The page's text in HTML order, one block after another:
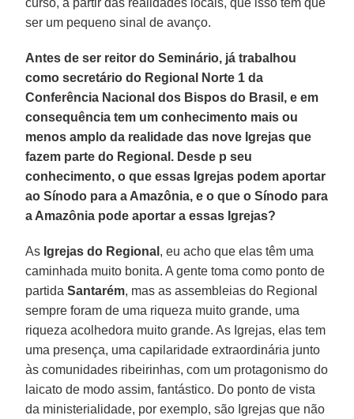
ser um pequeno sinal de avanço.
Antes de ser reitor do Seminário, já trabalhou
como secretário do Regional Norte 1 da
Conferência Nacional dos Bispos do Brasil, e em
consequência tem um conhecimento mais ou
menos amplo da realidade das nove Igrejas que
fazem parte do Regional. Desde p seu
conhecimento, o que essas Igrejas podem aportar
ao Sínodo para a Amazônia, e o que o Sínodo para
a Amazônia pode aportar a essas Igrejas?
As Igrejas do Regional , eu acho que elas têm uma
caminhada muito bonita. A gente toma como ponto de
partidaSantarém, mas as assembleias do Regional
sempre foram de uma riqueza muito grande, uma
riqueza acolhedora muito grande. As Igrejas, elas tem
uma presença, uma capilaridade extraordinária junto
às comunidades ribeirinhas, com um protagonismo do
laicato de modo assim, fantástico. Do ponto de vista
da ministerialidade, por exemplo, são Igrejas que não